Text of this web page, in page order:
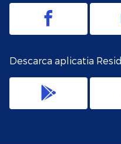
Descarca aplicatia